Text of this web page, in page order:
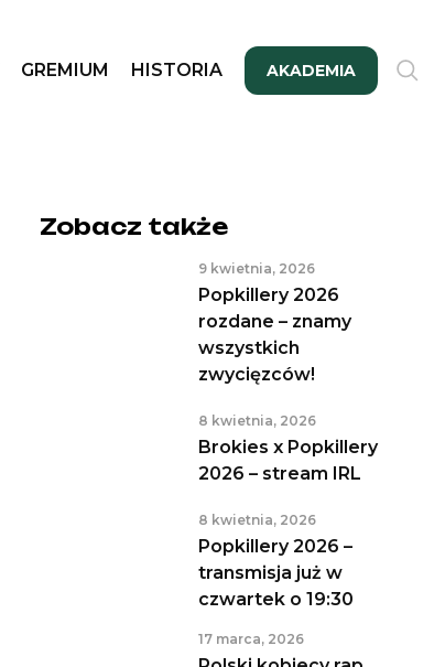
GREMIUM HISTORIA AKADEMIA
Zobacz także
9 kwietnia, 2026
Popkillery 2026
rozdane – znamy
wszystkich
zwycięzców!
8 kwietnia, 2026
Brokies x Popkillery
2026 – stream IRL
8 kwietnia, 2026
Popkillery 2026 –
transmisja już w
czwartek o 19:30
17 marca, 2026